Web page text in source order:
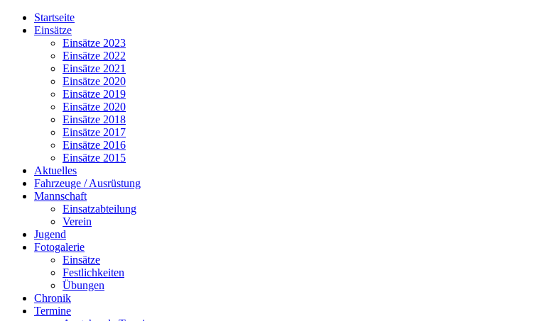
Startseite
Einsätze
Einsätze 2023
Einsätze 2022
Einsätze 2021
Einsätze 2020
Einsätze 2019
Einsätze 2020
Einsätze 2018
Einsätze 2017
Einsätze 2016
Einsätze 2015
Aktuelles
Fahrzeuge / Ausrüstung
Mannschaft
Einsatzabteilung
Verein
Jugend
Fotogalerie
Einsätze
Festlichkeiten
Übungen
Chronik
Termine
Monat
JahrMonat